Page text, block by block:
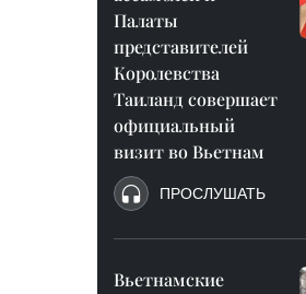
Палаты
представителей
Королевства
Таиланд совершает
официальный
визит во Вьетнам
ПРОСЛУШАТЬ
Вьетнамские